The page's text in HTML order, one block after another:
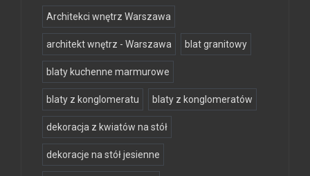
Architekci wnętrz Warszawa
architekt wnętrz - Warszawa blat granitowy
blaty kuchenne marmurowe
blaty z konglomeratu blaty z konglomeratów
dekoracja z kwiatów na stół
dekoracje na stół jesienne